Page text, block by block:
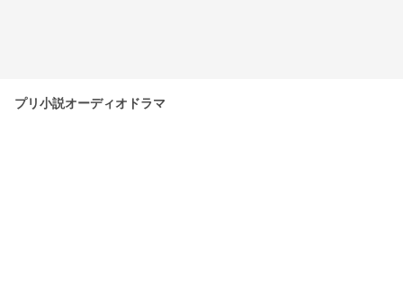
プリ小説オーディオドラマ